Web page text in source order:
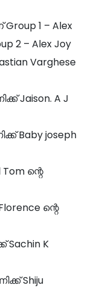
1 – Alex
2 – Alex Joy
Varghese
Jaison. A J
Baby joseph
Tom ന്റെ
ന്റെ
Sachin K
Shiju